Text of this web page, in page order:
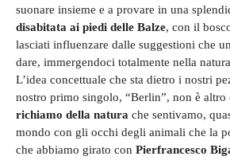
suonare insieme e a provare in una
disabitata ai piedi delle Balze, con il
lasciati influenzare dalle suggestioni che
dare, immergendoci totalmente nella
L’idea concettuale che sta dietro i nostri
nostro primo singolo, “Berlin”, non è altro
richiamo della natura che sentivamo,
mondo con gli occhi degli animali che la
che abbiamo girato con Pierfrancesco